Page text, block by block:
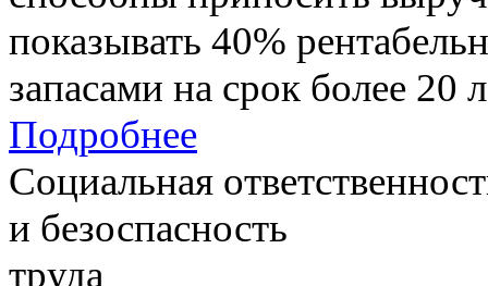
показывать 40%
запасами на срок более 20
Подробнее
Социальная
и безоспасность
труда